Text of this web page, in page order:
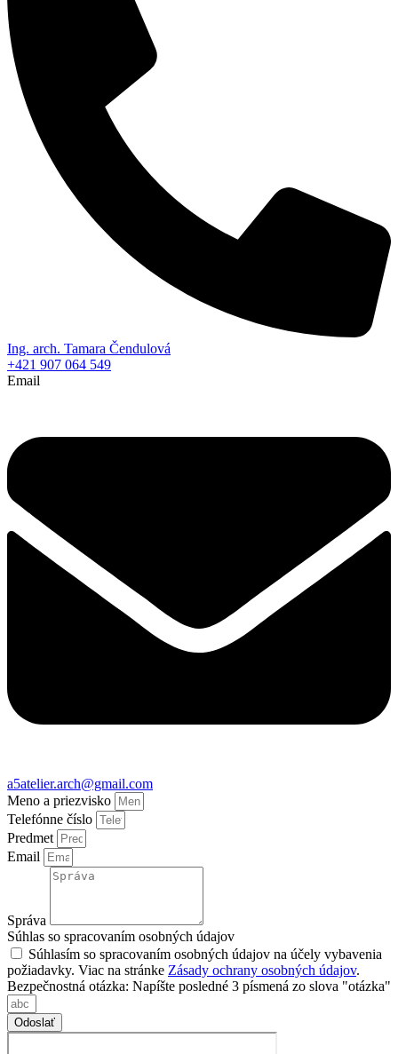
Ing. arch. Tamara Čendulová
+421 907 064 549
Email
a5atelier.arch@gmail.com
Meno a priezvisko
Telefónne číslo
Predmet
Email
Správa
Súhlas so spracovaním osobných údajov
Súhlasím so spracovaním osobných údajov na účely vybavenia
požiadavky. Viac na stránke Zásady ochrany osobných údajov.
Bezpečnostná otázka: Napíšte posledné 3 písmená zo slova "otázka"
Odoslať